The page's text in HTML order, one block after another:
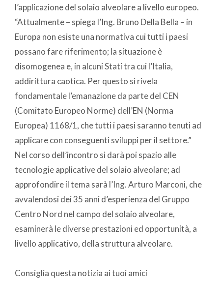
l’applicazione del solaio alveolare a livello europeo.
“Attualmente – spiega l’Ing. Bruno Della Bella – in
Europa non esiste una normativa cui tutti i paesi
possano fare riferimento; la situazione è
disomogenea e, in alcuni Stati tra cui l’Italia,
addirittura caotica. Per questo si rivela
fondamentale l’emanazione da parte del CEN
(Comitato Europeo Norme) dell’EN (Norma
Europea) 1168/1, che tutti i paesi saranno tenuti ad
applicare con conseguenti sviluppi per il settore.”
Nel corso dell’incontro si darà poi spazio alle
tecnologie applicative del solaio alveolare; ad
approfondire il tema sarà l’Ing. Arturo Marconi, che
avvalendosi dei 35 anni d’esperienza del Gruppo
Centro Nord nel campo del solaio alveolare,
esaminerà le diverse prestazioni ed opportunità, a
livello applicativo, della struttura alveolare.
Consiglia questa notizia ai tuoi amici